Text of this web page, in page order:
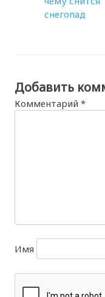
снегопад
Добавить
Комментарий*
Имя